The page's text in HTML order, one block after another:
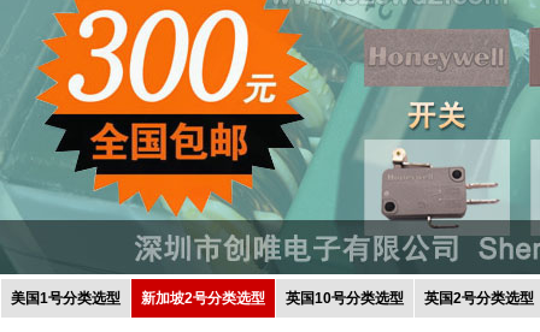
美国1号分类选型 新加坡2号分类选型 英国10号分类选型 英国2号分类选型